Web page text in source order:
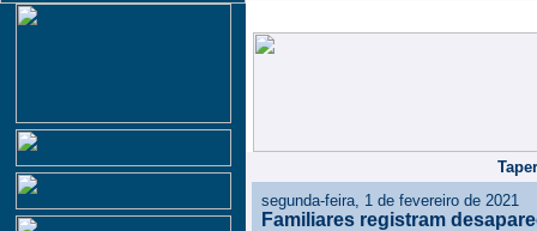
segunda-feira, 1 de fevereiro de 2021
Familiares registram